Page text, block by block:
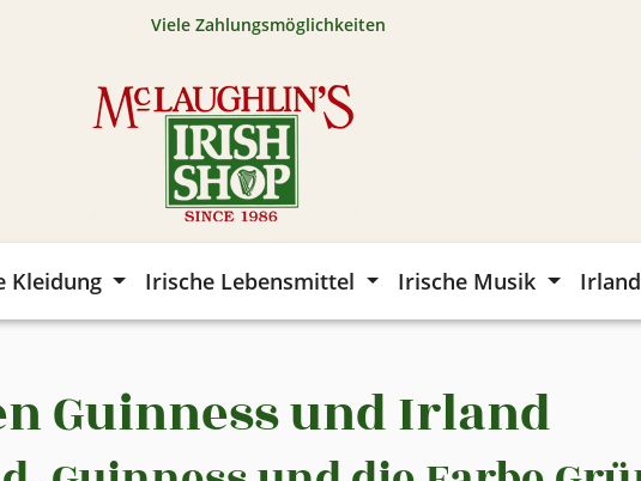
Viele Zahlungsmöglichkeiten
Kleidung Irische Lebensmittel Irische Musik
Guinness und Irland